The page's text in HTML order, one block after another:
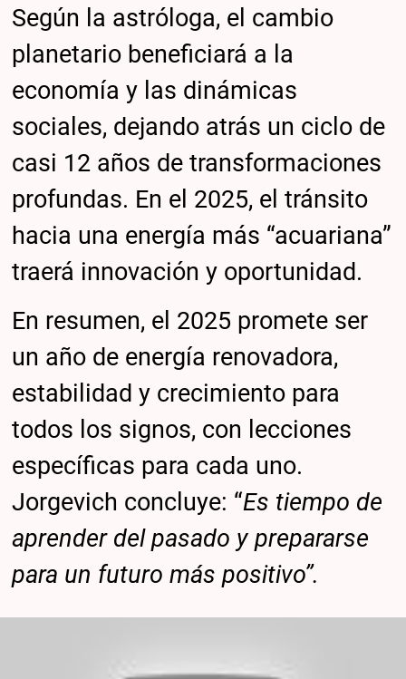
Según la astróloga, el cambio
planetario beneficiará a la
economía y las dinámicas
sociales, dejando atrás un ciclo de
casi 12 años de transformaciones
profundas. En el 2025, el tránsito
hacia una energía más “acuariana”
traerá innovación y oportunidad.
En resumen, el 2025 promete ser
un año de energía renovadora,
estabilidad y crecimiento para
todos los signos, con lecciones
específicas para cada uno.
Jorgevich concluye: “Es tiempo de
aprender del pasado y prepararse
para un futuro más positivo”.